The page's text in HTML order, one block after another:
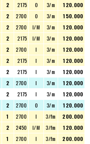
2 2175 O 3/m
120.000
2 2700 O 3/m
150.000
2 2700 I/M 3/m
120.000
2 2175 I/M 3/m
120.000
2 2700 I 3/m
120.000
2 2175 I 3/m
120.000
2 2175 I 3/m
120.000
2 2700 I 3/m
120.000
2 2175 I 3/m
120.000
2 2700 O 3/m
120.000
1 2700 I 3/fm
200.000
2 2450 I/M 3/fm
120.000
1 2700 I 3/fm
200.000